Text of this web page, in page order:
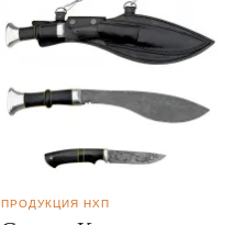
ПРОДУКЦИЯ НХП